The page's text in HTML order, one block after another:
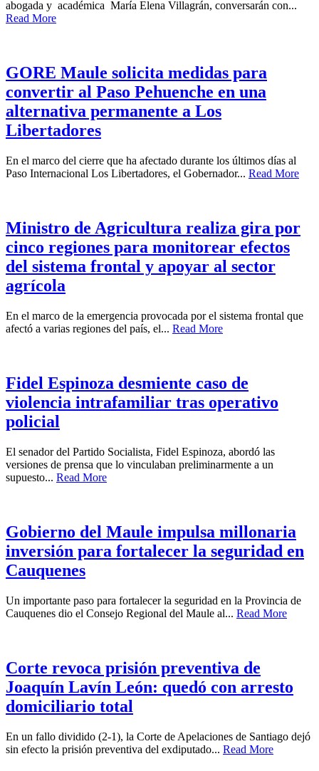
abogada y académica María Elena Villagrán, conversarán con...
Read More
GORE Maule solicita medidas para
convertir al Paso Pehuenche en una
alternativa permanente a Los
Libertadores
En el marco del cierre que ha afectado durante los últimos días al
Paso Internacional Los Libertadores, el Gobernador... Read More
Ministro de Agricultura realiza gira por
cinco regiones para monitorear efectos
del sistema frontal y apoyar al sector
agrícola
En el marco de la emergencia provocada por el sistema frontal que
afectó a varias regiones del país, el... Read More
Fidel Espinoza desmiente caso de
violencia intrafamiliar tras operativo
policial
El senador del Partido Socialista, Fidel Espinoza, abordó las
versiones de prensa que lo vinculaban preliminarmente a un
supuesto... Read More
Gobierno del Maule impulsa millonaria
inversión para fortalecer la seguridad en
Cauquenes
Un importante paso para fortalecer la seguridad en la Provincia de
Cauquenes dio el Consejo Regional del Maule al... Read More
Corte revoca prisión preventiva de
Joaquín Lavín León: quedó con arresto
domiciliario total
En un fallo dividido (2-1), la Corte de Apelaciones de Santiago dejó
sin efecto la prisión preventiva del exdiputado... Read More